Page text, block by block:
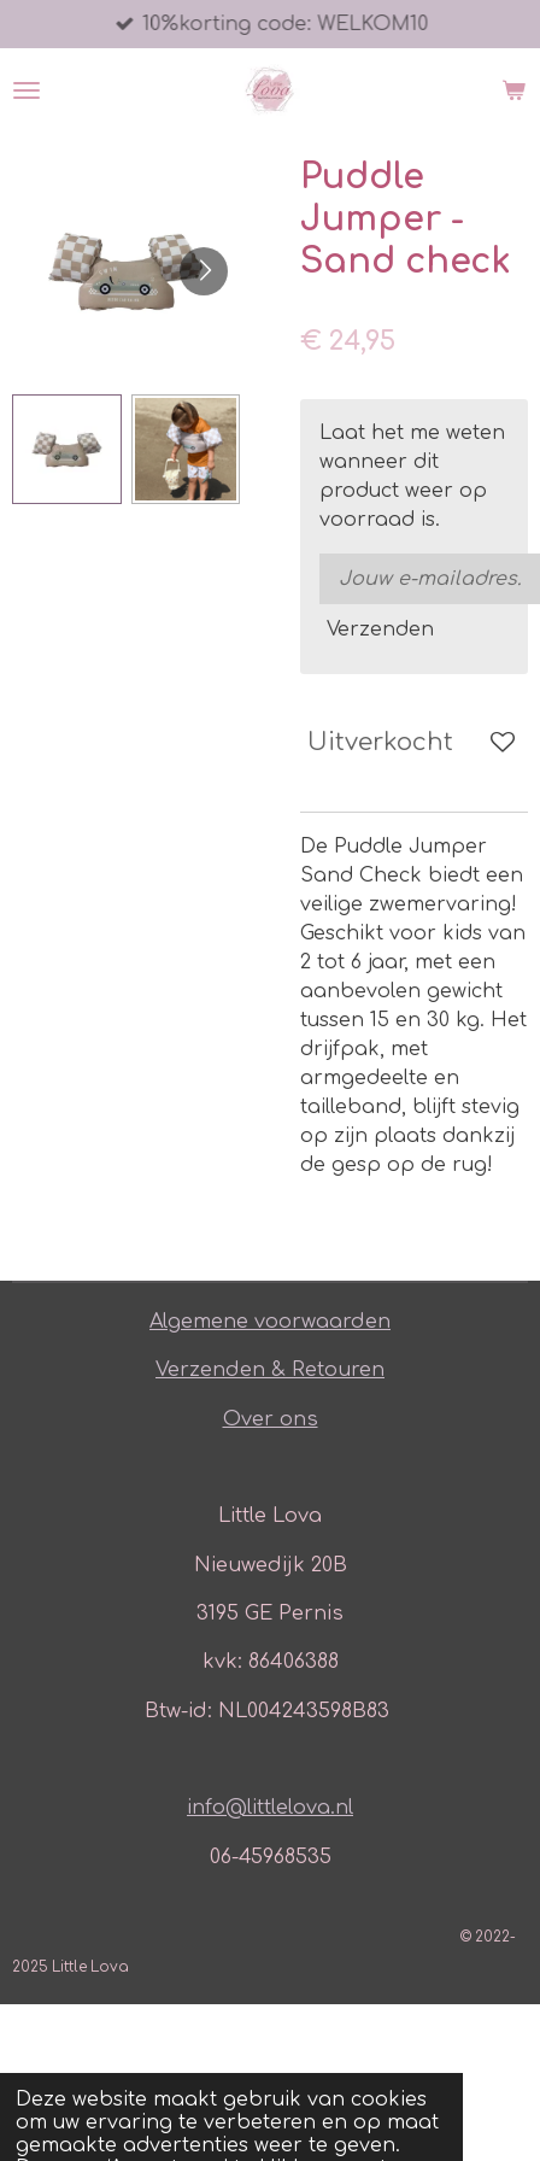
Deze website maakt gebruik van cookies
om uw ervaring te verbeteren en op maat
gemaakte advertenties weer te geven.
direct
naar
10%korting code: WELKOM10
Puddle
Jumper -
Sand check
€ 24,95
Laat het me weten
wanneer dit
product weer op
voorraad is.
Verzenden
Uitverkocht
De Puddle Jumper
Sand Check biedt een
veilige zwemervaring!
Geschikt voor kids van
2 tot 6 jaar, met een
aanbevolen gewicht
tussen 15 en 30 kg. Het
drijfpak, met
armgedeelte en
tailleband, blijft stevig
op zijn plaats dankzij
de gesp op de rug!
Algemene voorwaarden
Verzenden & Retouren
Over ons
Little Lova
Nieuwedijk 20B
3195 GE Pernis
kvk: 86406388
Btw-id: NL004243598B83
info@littlelova.nl
06-45968535
© 2022-
2025 Little Lova